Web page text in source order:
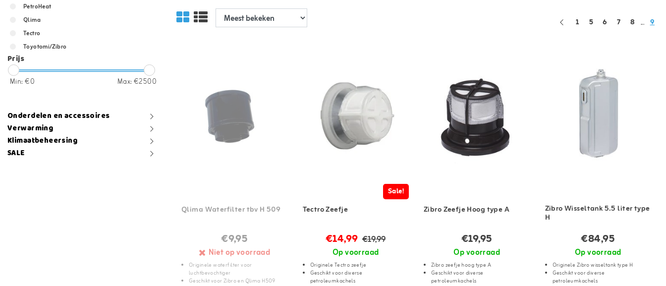
PetroHeat
Qlima
Tectro
Toyotomi/Zibro
Zibro
Prijs
Min: €0 Max: €2500
Onderdelen en accessoires
Verwarming
Klimaatbeheersing
SALE
1 5 6 7 8 ... 9
Qlima Waterfilter tbv H 509
€9,95
Niet op voorraad
Originele waterfilter voor
luchtbevochtiger
Geschikt voor Zibro en Qlima H509
Sale!
Tectro Zeefje
€14,99 €19,99
Op voorraad
Originele Tectro zeefje
Geschikt voor diverse
petroleumkachels
Zibro Zeefje Hoog type A
€19,95
Op voorraad
Zibro zeefje hoog type A
Geschikt voor diverse
petroleumkachels
Zibro Wisseltank 5.5 liter type
H
€84,95
Op voorraad
Originele Zibro wisseltank type H
Geschikt voor diverse
petroleumkachels